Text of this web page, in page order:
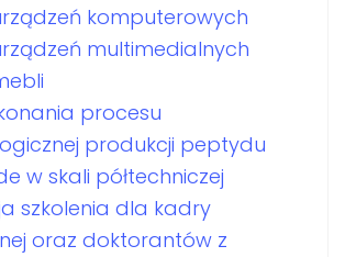
komputerowych
multimedialnych
procesu
produkcji peptydu
w skali półtechniczej
szkolenia dla kadry
oraz doktorantów z